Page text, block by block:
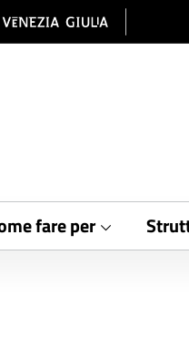
fare per